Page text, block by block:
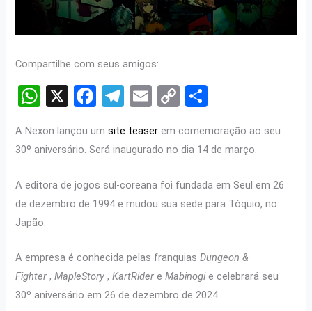
Compartilhe com seus amigos:
W
at
A
p
p
X
F
ce
o
o
T
e
gr
a
m
E
ail
C
py
n
k
ar
A Nexon lançou umsite teaser em comemoração ao seu
30º aniversário. Será inaugurado no dia 14 de março.
A editora de jogos sul-coreana foi fundada em Seul em 26
de dezembro de 1994 e mudou sua sede para Tóquio, no
Japão.
A empresa é conhecida pelas franquiasDungeon &
Fighter ,MapleStory ,KartRider eMabinogie celebrará seu
30º aniversário em 26 de dezembro de 2024.